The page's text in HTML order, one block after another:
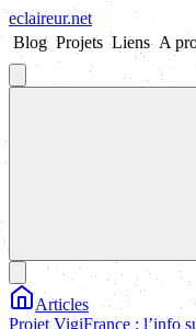
eclaireur.net
Blog Projets Liens A
Articles
Projet VigiFrance : l’info